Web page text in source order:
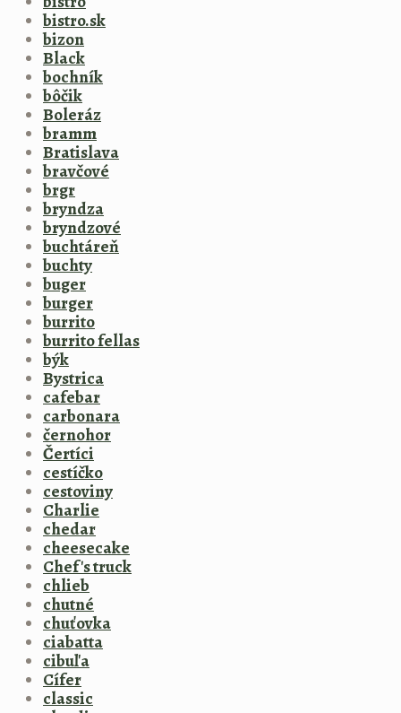
bistro.sk
bizon
Black
bochník
bôčik
Boleráz
bramm
Bratislava
bravčové
brgr
bryndza
bryndzové
buchtáreň
buchty
buger
burger
burrito
burrito fellas
býk
Bystrica
cafebar
carbonara
černohor
Čertíci
cestíčko
cestoviny
Charlie
chedar
cheesecake
Chef's truck
chlieb
chutné
chuťovka
ciabatta
cibuľa
Cífer
classic